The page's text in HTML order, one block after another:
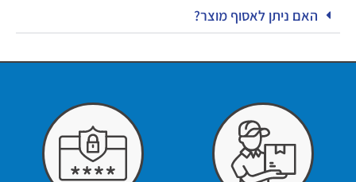
האם ניתן לאסוף מוצר?